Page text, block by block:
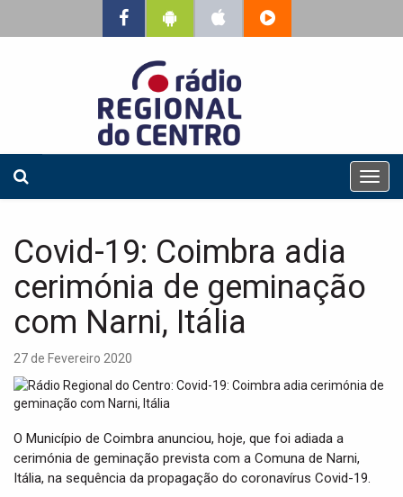
T
o
a
Covid-19: Coimbra adia
cerimónia de geminação
com Narni, Itália
27 de Fevereiro 2020
O Município de Coimbra anunciou, hoje, que foi adiada a
cerimónia de geminação prevista com a Comuna de Narni,
Itália, na sequência da propagação do coronavírus Covid-19.